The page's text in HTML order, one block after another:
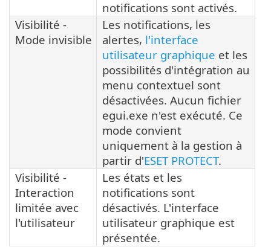
notifications sont activés.
Visibilité -
Mode invisible
Les notifications, les
alertes, l'interface
utilisateur graphique et les
possibilités d'intégration au
menu contextuel sont
désactivées. Aucun fichier
egui.exe n'est exécuté. Ce
mode convient
uniquement à la gestion à
partir d'ESET PROTECT.
Visibilité -
Interaction
limitée avec
l'utilisateur
Les états et les
notifications sont
désactivés. L'interface
utilisateur graphique est
présentée.